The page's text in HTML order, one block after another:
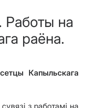
Работы на
раёна.
Капыльскага